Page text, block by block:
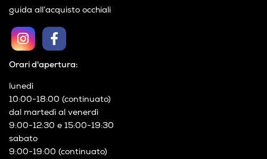
Orari d'apertura:
lunedì
10:00-18:00 (continuato)
dal martedì al venerdì
9:00-12:30 e 15:00-19:30
sabato
9:00-19:00 (continuato)
guida all’acquisto occhiali